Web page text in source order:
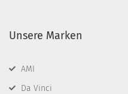
Unsere Marken
AMI
Da Vinci